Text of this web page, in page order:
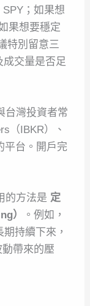
；如果想
果想要穩定
特別留意三
交量是否足
台灣投資者常
（IBKR）、
平台。開戶完
的方法是 定
）
。例如，
持續下來，
帶來的壓